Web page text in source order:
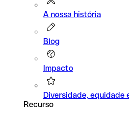
A nossa história
Blog
Impacto
Diversidade, equidade
Recurso